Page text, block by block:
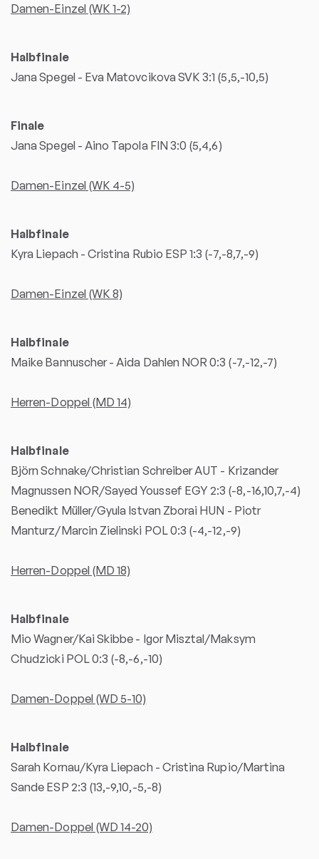
Damen-Einzel (WK 1-2)
Halbfinale
Jana Spegel - Eva Matovcikova SVK 3:1 (5,5,-10,5)
Finale
Jana Spegel - Aino Tapola FIN 3:0 (5,4,6)
Damen-Einzel (WK 4-5)
Halbfinale
Kyra Liepach - Cristina Rubio ESP 1:3 (-7,-8,7,-9)
Damen-Einzel (WK 8)
Halbfinale
Maike Bannuscher - Aida Dahlen NOR 0:3 (-7,-12,-7)
Herren-Doppel (MD 14)
Halbfinale
Björn Schnake/Christian Schreiber AUT - Krizander
Magnussen NOR/Sayed Youssef EGY 2:3 (-8,-16,10,7,-4)
Benedikt Müller/Gyula Istvan Zborai HUN - Piotr
Manturz/Marcin Zielinski POL 0:3 (-4,-12,-9)
Herren-Doppel (MD 18)
Halbfinale
Mio Wagner/Kai Skibbe - Igor Misztal/Maksym
Chudzicki POL 0:3 (-8,-6,-10)
Damen-Doppel (WD 5-10)
Halbfinale
Sarah Kornau/Kyra Liepach - Cristina Rupio/Martina
Sande ESP 2:3 (13,-9,10,-5,-8)
Damen-Doppel (WD 14-20)